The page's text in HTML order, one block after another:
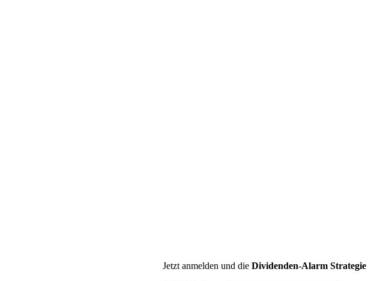
Jetzt anmelden und die Dividenden-Alarm Strategie